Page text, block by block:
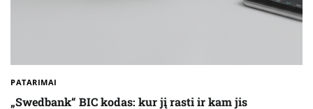
PATARIMAI
„Swedbank“ BIC kodas: kur jį rasti ir kam jis